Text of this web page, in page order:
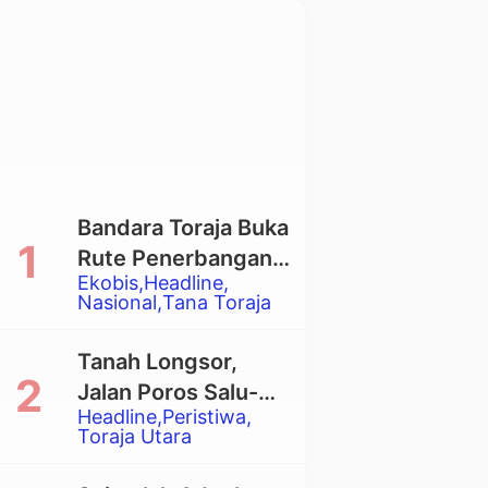
Ekobis Headline
Nasional Tana Toraja
Bandara Toraja Buka
Rute Penerbangan
Langsung Toraja-
Balikpapan
Headline Peristiwa
Toraja Utara
Tanah Longsor,
Jalan Poros Salu-
Dende’ Tertutup
Total